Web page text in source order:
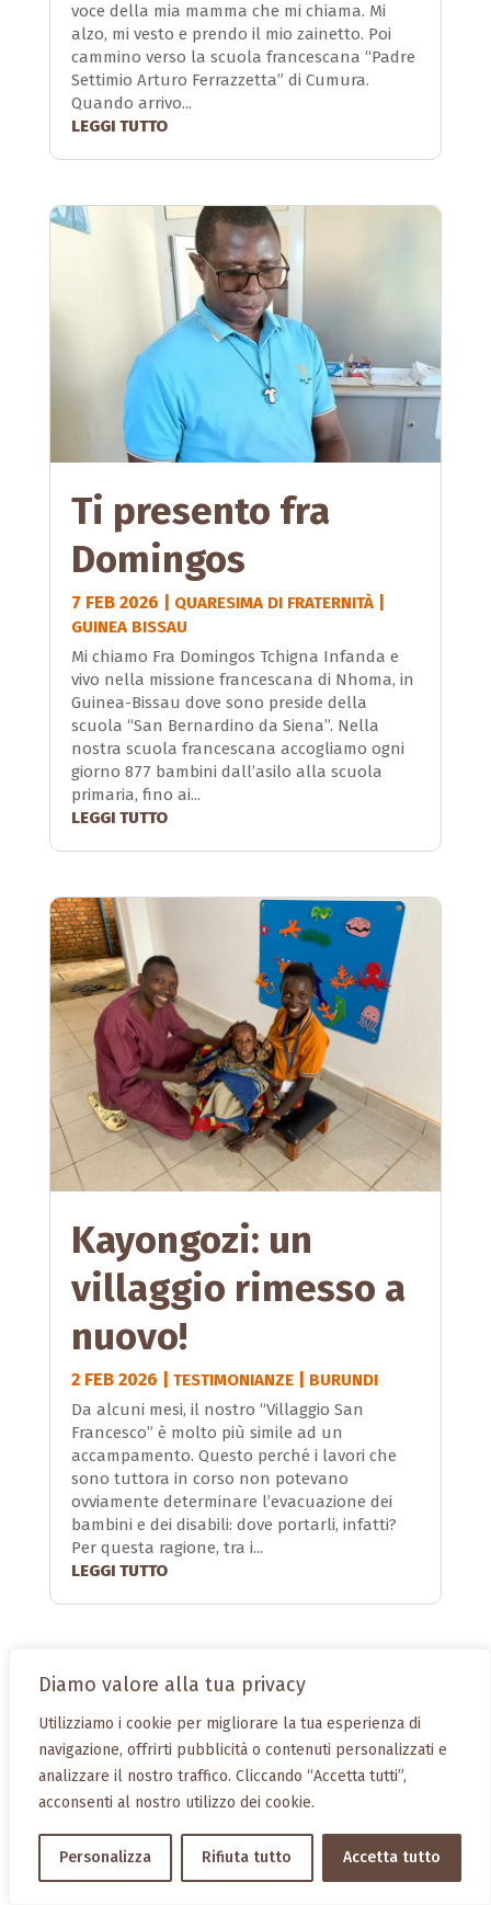
Diamo valore alla tua privacy
Utilizziamo i cookie per migliorare la tua esperienza di
navigazione, offrirti pubblicità o contenuti personalizzati e
analizzare il nostro traffico. Cliccando “Accetta tutti”,
acconsenti al nostro utilizzo dei cookie.
Personalizza Rifiuta tutto Accetta tutto
voce della mia mamma che mi chiama. Mi
alzo, mi vesto e prendo il mio zainetto. Poi
cammino verso la scuola francescana “Padre
Settimio Arturo Ferrazzetta” di Cumura.
Quando arrivo...
LEGGI TUTTO
Ti presento fra
Domingos
7 FEB 2026 QUARESIMA DI FRATERNITÀ|
GUINEA BISSAU
Mi chiamo Fra Domingos Tchigna Infanda e
vivo nella missione francescana di Nhoma, in
Guinea-Bissau dove sono preside della
scuola “San Bernardino da Siena”. Nella
nostra scuola francescana accogliamo ogni
giorno 877 bambini dall’asilo alla scuola
primaria, fino ai...
LEGGI TUTTO
Kayongozi: un
villaggio rimesso a
nuovo!
2 FEB 2026 TESTIMONIANZE| BURUNDI
Da alcuni mesi, il nostro “Villaggio San
Francesco” è molto più simile ad un
accampamento. Questo perché i lavori che
sono tuttora in corso non potevano
ovviamente determinare l’evacuazione dei
bambini e dei disabili: dove portarli, infatti?
Per questa ragione, tra i...
LEGGI TUTTO